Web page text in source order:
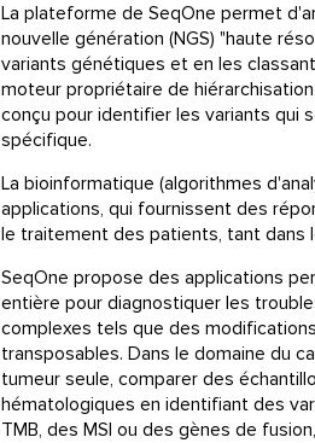
La plateforme de SeqOne permet
nouvelle génération (NGS) "haute
variants génétiques et en les
moteur propriétaire de
conçu pour identifier les variants qui
spécifique.
La bioinformatique (algorithmes
applications, qui fournissent des
le traitement des patients, tant dans
SeqOne propose des applications
entière pour diagnostiquer les
complexes tels que des
transposables. Dans le domaine du
tumeur seule, comparer des
hématologiques en identifiant des
TMB, des MSI ou des gènes de